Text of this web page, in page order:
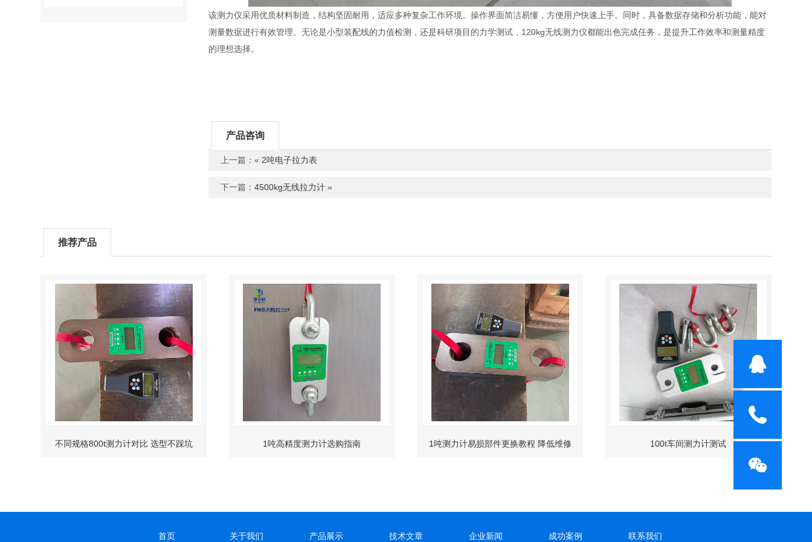
该测力仪采用优质材料制造，结构坚固耐用，适应多种复杂工作环境。操作界面简洁易懂，方便用户快速上手。同时，具备数据存储和分析功能，能对
测量数据进行有效管理。无论是小型装配线的力值检测，还是科研项目的力学测试，120kg无线测力仪都能出色完成任务，是提升工作效率和测量精度
的理想选择。
产品咨询
上一篇：« 2吨电子拉力表
下一篇：4500kg无线拉力计 »
推荐产品
不同规格800t测力计对比 选型不踩坑 1吨高精度测力计选购指南 1吨测力计易损部件更换教程 降低维修 100t车间测力计测试
首页 关于我们 产品展示 技术文章 企业新闻 成功案例 联系我们